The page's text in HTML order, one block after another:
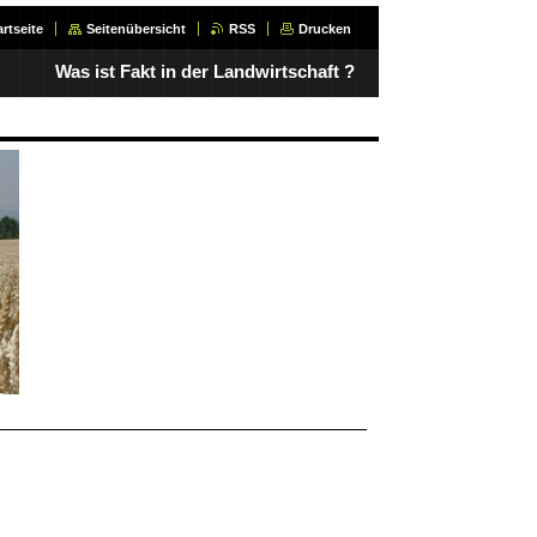
Seitenübersicht RSS Drucken
Was ist Fakt in der Landwirtschaft ?